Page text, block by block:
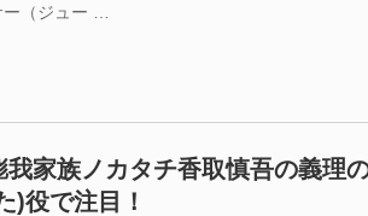
（ジュー …
我家族ノカタチ香取慎吾の義理
)役で注目！